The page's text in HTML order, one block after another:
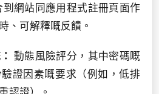
到網站同應用程式註冊頁面作
、可解釋嘅反饋。
動態風險評分，其中密碼嘅
證因素嘅要求（例如，低排